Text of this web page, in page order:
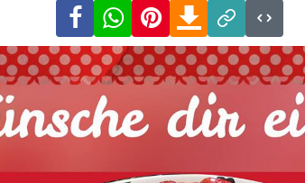
FacebookWhatsAppPinterestDownload
Link